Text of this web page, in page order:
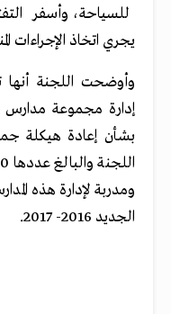
للسياحة، وأسفر
يجري اتخاذ الإجراءات
وأوضحت اللجنة
بشأن إعادة هيكلة
ومدربة لإدارة هذه
الجديد 2016- 2017.